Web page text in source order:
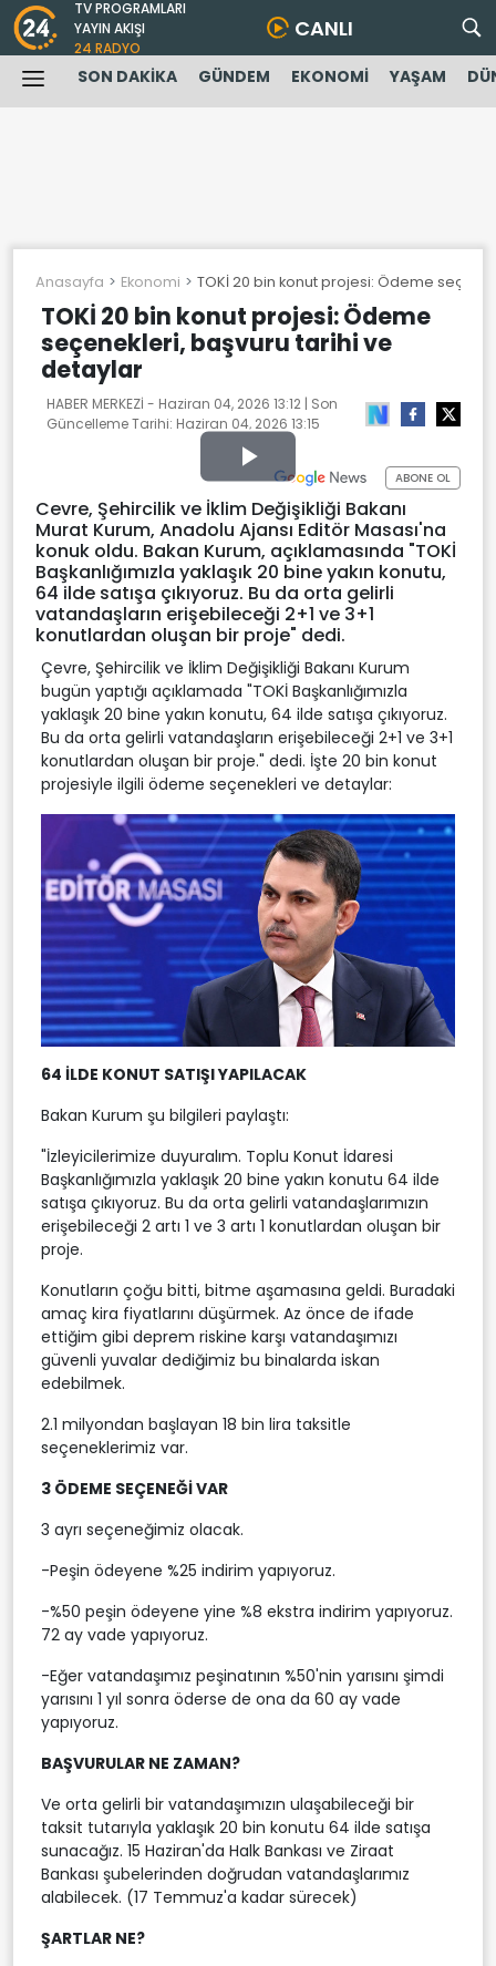
TV PROGRAMLARI
YAYIN AKIŞI
24 RADYO
CANLI
SON DAKİKA GÜNDEM EKONOMİ YAŞAM
Anasayfa Ekonomi TOKİ 20 bin konut projesi: Ödeme
TOKİ 20 bin konut projesi: Ödeme
seçenekleri, başvuru tarihi ve
detaylar
HABER MERKEZİ - Haziran 04, 2026 13:12 | Son
Güncelleme Tarihi: Haziran 04, 2026 13:15
Play
Video
ABONE OL
Cevre, Şehircilik ve İklim Değişikliği Bakanı
Murat Kurum, Anadolu Ajansı Editör Masası'na
konuk oldu. Bakan Kurum, açıklamasında "TOKİ
Başkanlığımızla yaklaşık 20 bine yakın konutu,
64 ilde satışa çıkıyoruz. Bu da orta gelirli
vatandaşların erişebileceği 2+1 ve 3+1
konutlardan oluşan bir proje" dedi.
Çevre, Şehircilik ve İklim Değişikliği Bakanı Kurum
bugün yaptığı açıklamada "TOKİ Başkanlığımızla
yaklaşık 20 bine yakın konutu, 64 ilde satışa çıkıyoruz.
Bu da orta gelirli vatandaşların erişebileceği 2+1 ve 3+1
konutlardan oluşan bir proje." dedi. İşte 20 bin konut
projesiyle ilgili ödeme seçenekleri ve detaylar:
64 İLDE KONUT SATIŞI YAPILACAK
Bakan Kurum şu bilgileri paylaştı:
"İzleyicilerimize duyuralım. Toplu Konut İdaresi
Başkanlığımızla yaklaşık 20 bine yakın konutu 64 ilde
satışa çıkıyoruz. Bu da orta gelirli vatandaşlarımızın
erişebileceği 2 artı 1 ve 3 artı 1 konutlardan oluşan bir
proje.
Konutların çoğu bitti, bitme aşamasına geldi. Buradaki
amaç kira fiyatlarını düşürmek. Az önce de ifade
ettiğim gibi deprem riskine karşı vatandaşımızı
güvenli yuvalar dediğimiz bu binalarda iskan
edebilmek.
2.1 milyondan başlayan 18 bin lira taksitle
seçeneklerimiz var.
3 ÖDEME SEÇENEĞİ VAR
3 ayrı seçeneğimiz olacak.
-Peşin ödeyene %25 indirim yapıyoruz.
-%50 peşin ödeyene yine %8 ekstra indirim yapıyoruz.
72 ay vade yapıyoruz.
-Eğer vatandaşımız peşinatının %50'nin yarısını şimdi
yarısını 1 yıl sonra öderse de ona da 60 ay vade
yapıyoruz.
BAŞVURULAR NE ZAMAN?
Ve orta gelirli bir vatandaşımızın ulaşabileceği bir
taksit tutarıyla yaklaşık 20 bin konutu 64 ilde satışa
sunacağız. 15 Haziran'da Halk Bankası ve Ziraat
Bankası şubelerinden doğrudan vatandaşlarımız
alabilecek. (17 Temmuz'a kadar sürecek)
ŞARTLAR NE?